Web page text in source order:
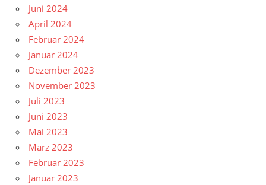
Juni 2024
April 2024
Februar 2024
Januar 2024
Dezember 2023
November 2023
Juli 2023
Juni 2023
Mai 2023
März 2023
Februar 2023
Januar 2023